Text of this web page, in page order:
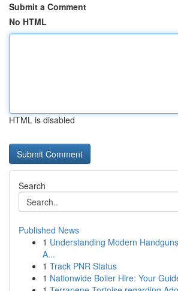
Submit a Comment
No HTML
HTML is disabled
Search
Published News
1 Understanding Modern
A...
1 Track PNR Status
1 Nationwide Boiler Hire: Your